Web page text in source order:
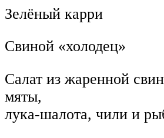
Зелёный карри
Свиной «холодец»
Салат из жаренной
мяты,
лука-шалота, чили и